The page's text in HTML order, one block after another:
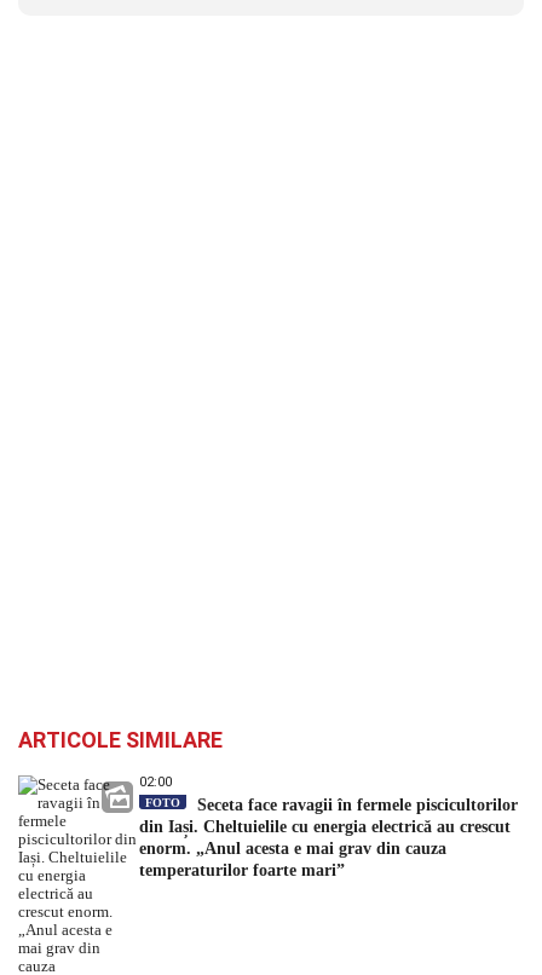
ARTICOLE SIMILARE
02:00
FOTO
Seceta face ravagii în fermele piscicultorilor
din Iași. Cheltuielile cu energia electrică au crescut
enorm. „Anul acesta e mai grav din cauza
temperaturilor foarte mari”